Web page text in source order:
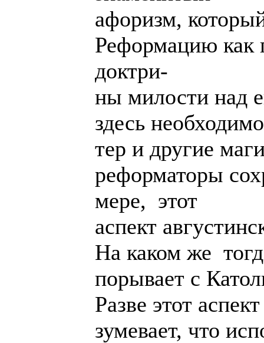
афоризм,
Реформацию как
доктри-
ны милости над
здесь
тер и другие
реформаторы
мере, этот
аспект
На каком же
порывает с
Разве этот
зумевает, что